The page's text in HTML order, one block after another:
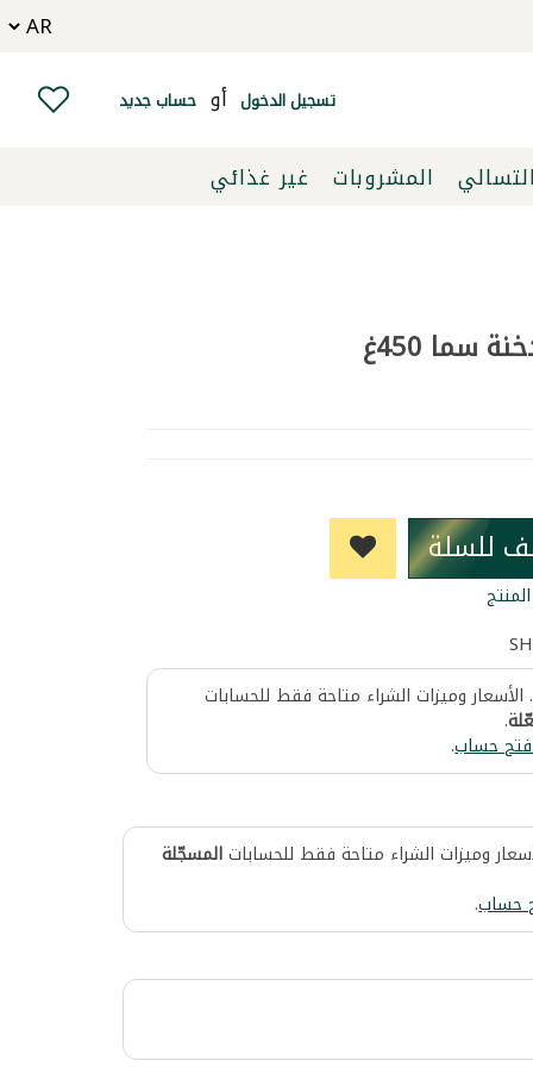
تسجيل الدخول أو حساب جديد
المشروبات
غير غذائي
سما 450غ
للسلة
وميزات الشراء متاحة فقط للحسابات
.
حساب.
وميزات الشراء متاحة فقط للحساباتالمسجّلة
حساب.